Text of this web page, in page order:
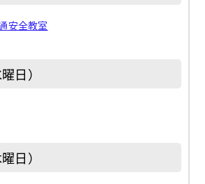
安全教室
日）
日）